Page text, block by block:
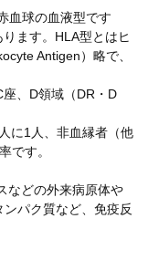
血球の血液型です
ます。HLA型とはヒ
Antigen）略で、
、D領域（DR・D
に1人、非血縁者（他
です。
などの外来病原体や
パク質など、免疫反